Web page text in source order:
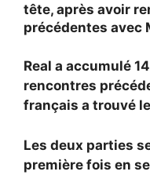
tête, après avoir
précédentes avec
Real a accumulé
rencontres
français a trouvé
Les deux parties
première fois en